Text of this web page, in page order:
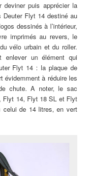
puis apprécier la
Flyt 14 destiné au
dessinés à l’intérieur,
imprimés au revers, le
vélo urbain et du roller.
enlever un élément qui
Flyt 14 : la plaque de
évidemment à réduire les
chute. A noter, le sac
Flyt 14, Flyt 18 SL et Flyt
celui de 14 litres, en vert